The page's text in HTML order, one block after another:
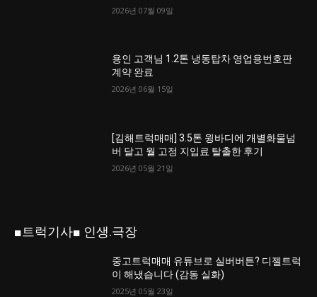
2026년 07월 09일
용인 고객님 1.2톤 냉동탑차 영업용번호판
계약 완료
2026년 06월 15일
[김해트럭매매] 3.5톤 윙바디에 개별화물넘
버 달고 월 고정 지입료 탈출한 후기
2026년 05월 21일
■트럭기사■ 인생.극장
중고트럭매매 유튜브로 실버버튼? 디젤트럭
이 해냈습니다 (감동 실화)
2025년 05월 23일